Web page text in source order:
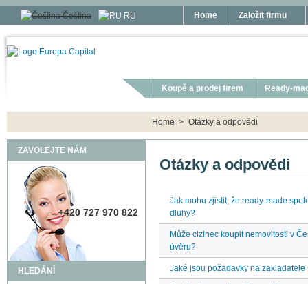
Přejít k hlavnímu obsahu
Home
Založit firmu
Čeština RU
Koupě a prodej firem Ready-
Home > Otázky a odpovědi
ZAVOLEJTE NÁM
+420 727 970 822
HLEDÁNÍ
Otázky a odpovědi
Jak mohu zjistit, že ready-made
dluhy?
Může cizinec koupit nemovitosti v
úvěru?
Jaké jsou požadavky na